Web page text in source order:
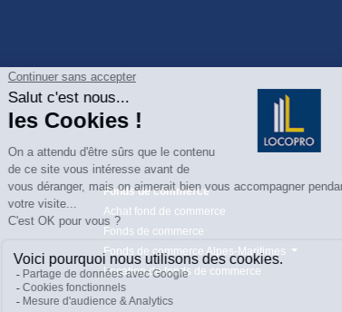
Fonds de commerce
Achat fond de commerce
Fonds de commerce
Fonds de commerce Alpes-Maritimes
Location de fonds de commerce